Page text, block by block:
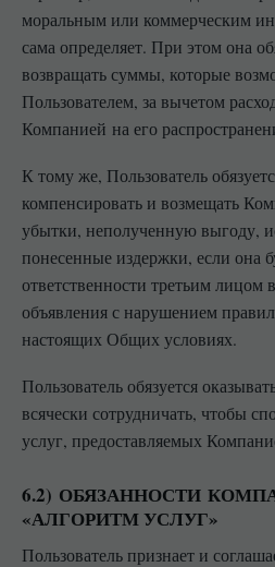
моральным или коммерческим
сама определяет. При этом она
возвращать суммы, которые
Пользователем, за вычетом
Компанией на его
К тому же, Пользователь
компенсировать и возмещать
убытки, неполученную выгоду,
понесенные издержки, если она
ответственности третьим лицом
объявления с нарушением
настоящих Общих условиях.
Пользователь обязуется
всячески сотрудничать, чтобы
услуг, предоставляемых
6.2) ОБЯЗАННОСТИ
«АЛГОРИТМ УСЛУГ»
Пользователь признает и